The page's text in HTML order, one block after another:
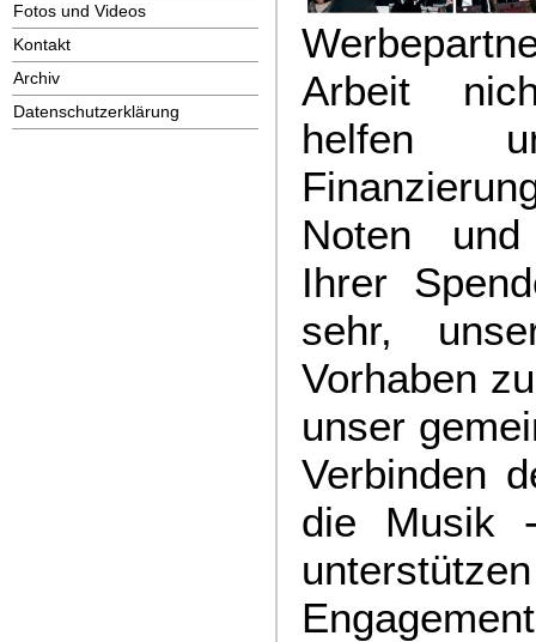
Fotos und Videos
Kontakt
Archiv
Datenschutzerklärung
Arbeit
helfen
Noten
Ihrer
sehr,
Vorhaben
unser
Verbinden
die Musik